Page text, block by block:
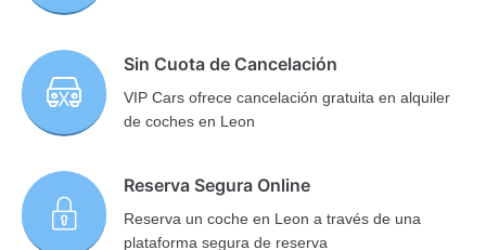
Sin Cuota de Cancelación
VIP Cars ofrece cancelación gratuita en alquiler
de coches en Leon
Reserva Segura Online
Reserva un coche en Leon a través de una
plataforma segura de reserva